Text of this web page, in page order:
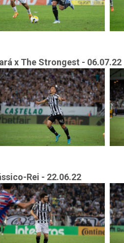
x The Strongest - 06.07.22
Rei - 22.06.22